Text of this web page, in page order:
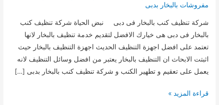
مفروشات بالبخار بدبى
شركة تنظيف كنب بالبخار فى دبى نبض الحياة شركة تنظيف كنب
بالبخار فى دبى هى خيارك الافضل لتقديم خدمة تنظيف بالبخار لانها
تعتمد على افضل اجهزة التنظيف الحديث اجهزة التنظيف بالبخار حيث
اثبتت الابحاث ان التنظيف بالبخار يعتبر من افضل وسائل التنظيف لانه
يعمل على تعقيم و تطهير الكنب و شركة تنظيف كنب بالبخار بدبى […]
شركة
قراءة المزيد »